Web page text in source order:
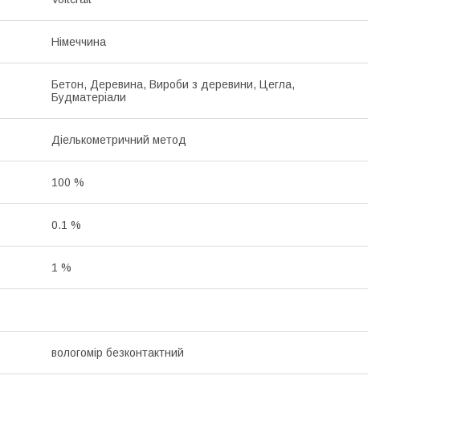
Німеччина
Бетон, Деревина, Вироби з деревини, Цегла,
Будматеріали
Діелькометричний метод
100 %
0.1 %
1 %
вологомір безконтактний